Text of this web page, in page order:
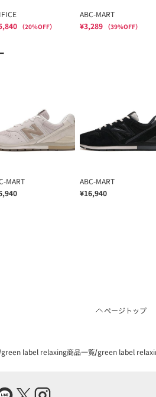
ページトップ
green label relaxing商品一覧 green label